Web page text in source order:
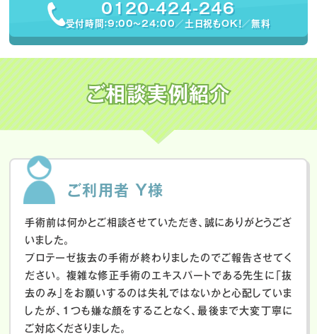
0120-424-246
受付時間：9:00〜24:00／土日祝もOK！／無料
ご相談実例紹介
ご利用者 Y様
手術前は何かとご相談させていただき、誠にありがとうござ
いました。
プロテーゼ抜去の手術が終わりましたのでご報告させてく
ださい。
複雑な修正手術のエキスパートである先生に「抜
去のみ」をお願いするのは失礼ではないかと心配していま
したが、１つも嫌な顔をすることなく、最後まで大変丁寧に
ご対応くださりました。